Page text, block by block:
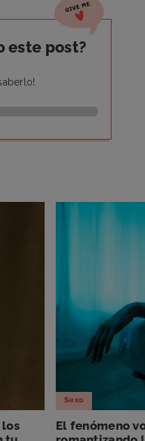
este post?
Sexo
El fenómeno